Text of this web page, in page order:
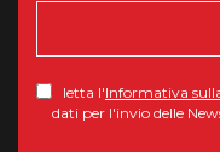
letta l'Informativa
dati per l'invio delle